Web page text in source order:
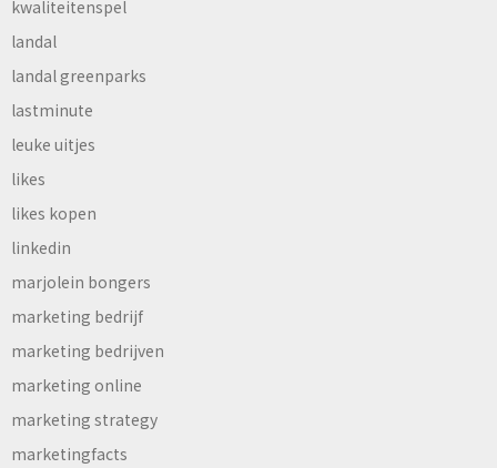
kwaliteitenspel
landal
landal greenparks
lastminute
leuke uitjes
likes
likes kopen
linkedin
marjolein bongers
marketing bedrijf
marketing bedrijven
marketing online
marketing strategy
marketingfacts